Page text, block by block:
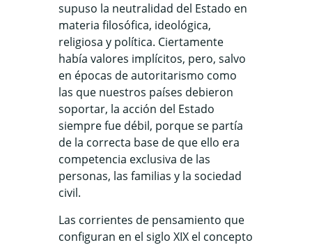
supuso la neutralidad del Estado en
materia filosófica, ideológica,
religiosa y política. Ciertamente
había valores implícitos, pero, salvo
en épocas de autoritarismo como
las que nuestros países debieron
soportar, la acción del Estado
siempre fue débil, porque se partía
de la correcta base de que ello era
competencia exclusiva de las
personas, las familias y la sociedad
civil.
Las corrientes de pensamiento que
configuran en el siglo XIX el concepto